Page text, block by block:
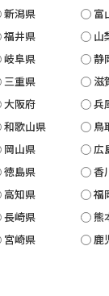
新潟県
富
福井県
山
岐阜県
静
三重県
滋
大阪府
兵
和歌山県
鳥
岡山県
広
徳島県
香
高知県
福
長崎県
熊
宮崎県
鹿